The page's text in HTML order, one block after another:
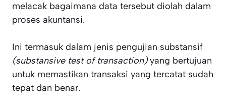
melacak bagaimana data tersebut diolah dalam
proses akuntansi.
Ini termasuk dalam jenis pengujian substansif
(substansive test of transaction)yang bertujuan
untuk memastikan transaksi yang tercatat sudah
tepat dan benar.